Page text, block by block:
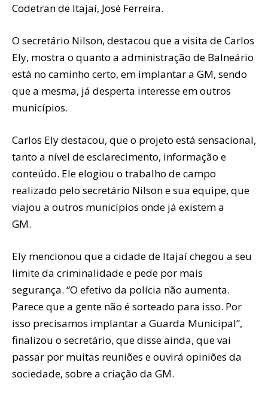
Codetran de Itajaí, José Ferreira.
O secretário Nilson, destacou que a visita de Carlos
Ely, mostra o quanto a administração de Balneário
está no caminho certo, em implantar a GM, sendo
que a mesma, já desperta interesse em outros
municípios.
Carlos Ely destacou, que o projeto está sensacional,
tanto a nível de esclarecimento, informação e
conteúdo. Ele elogiou o trabalho de campo
realizado pelo secretário Nilson e sua equipe, que
viajou a outros municípios onde já existem a
GM.
Ely mencionou que a cidade de Itajaí chegou a seu
limite da criminalidade e pede por mais
segurança. “O efetivo da polícia não aumenta.
Parece que a gente não é sorteado para isso. Por
isso precisamos implantar a Guarda Municipal”,
finalizou o secretário, que disse ainda, que vai
passar por muitas reuniões e ouvirá opiniões da
sociedade, sobre a criação da GM.